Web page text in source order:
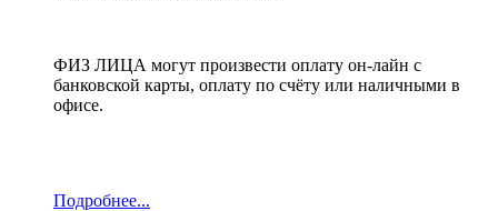
ФИЗ ЛИЦА могут произвести оплату он-лайн с
банковской карты, оплату по счёту или наличными в
офисе.
Подробнее...